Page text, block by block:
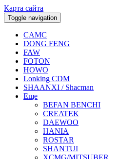
Карта сайта
Toggle navigation
CAMC
DONG FENG
FAW
FOTON
HOWO
Lonking CDM
SHAANXI / Shacman
Еще
BEFAN BENCHI
CREATEK
DAEWOO
HANIA
ROSTAR
SHANTUI
XCMG/MITSUBER